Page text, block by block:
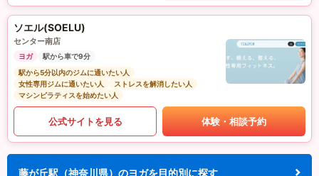
ソエル(SOELU)
センター南店
ヨガ
駅から車で9分
駅から5分以内のジムに通いたい人
女性専用ジムに通いたい人
ストレスを解消したい人
マシンピラティスを始めたい人
公式サイトを見る 体験・相談予約
藤が丘駅（神奈川県）のヨガを目的別に探す